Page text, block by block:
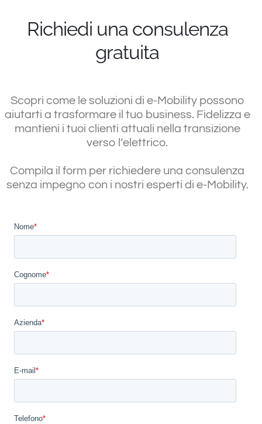
Richiedi una consulenza
gratuita
Scopri come le soluzioni di e-Mobility possono
aiutarti a trasformare il tuo business. Fidelizza e
mantieni i tuoi clienti attuali nella transizione
verso l’elettrico.
Compila il form per richiedere una consulenza
senza impegno con i nostri esperti di e-Mobility.